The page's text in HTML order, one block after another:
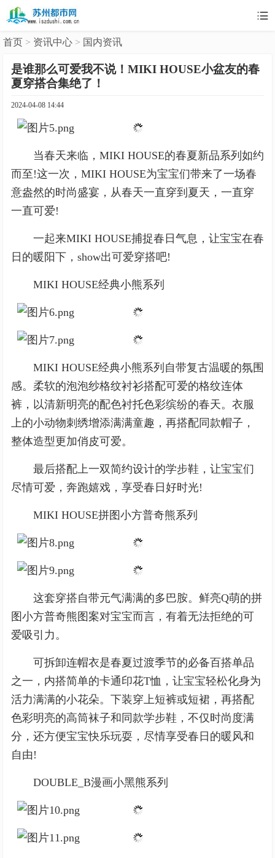

首页 > 资讯中心 > 国内资讯
是谁那么可爱我不说！MIKI HOUSE小盆友的春
夏穿搭合集绝了！
2024-04-08 14:44
当春天来临，MIKI HOUSE的春夏新品系列如约
而至!这一次，MIKI HOUSE为宝宝们带来了一场春
意盎然的时尚盛宴，从春天一直穿到夏天，一直穿
一直可爱!
一起来MIKI HOUSE捕捉春日气息，让宝宝在春
日的暖阳下，show出可爱穿搭吧!
MIKI HOUSE经典小熊系列
MIKI HOUSE经典小熊系列自带复古温暖的氛围
感。柔软的泡泡纱格纹衬衫搭配可爱的格纹连体
裤，以清新明亮的配色衬托色彩缤纷的春天。衣服
上的小动物刺绣增添满满童趣，再搭配同款帽子，
整体造型更加俏皮可爱。
最后搭配上一双简约设计的学步鞋，让宝宝们
尽情可爱，奔跑嬉戏，享受春日好时光!
MIKI HOUSE拼图小方普奇熊系列
这套穿搭自带元气满满的多巴胺。鲜亮Q萌的拼
图小方普奇熊图案对宝宝而言，有着无法拒绝的可
爱吸引力。
可拆卸连帽衣是春夏过渡季节的必备百搭单品
之一，内搭简单的卡通印花T恤，让宝宝轻松化身为
活力满满的小花朵。下装穿上短裤或短裙，再搭配
色彩明亮的高筒袜子和同款学步鞋，不仅时尚度满
分，还方便宝宝快乐玩耍，尽情享受春日的暖风和
自由!
DOUBLE_B漫画小黑熊系列